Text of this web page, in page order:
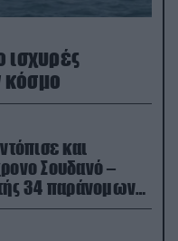
ισχυρές
κόσμο
και
Σουδανό –
34 παράνομων